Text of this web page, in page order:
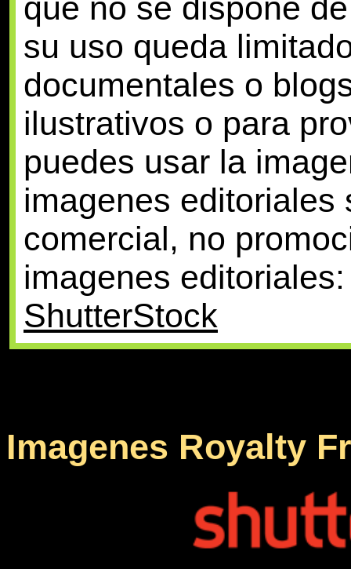
que no se dispone
su uso queda
documentales o
ilustrativos o para
puedes usar la
imagenes editoriales
comercial, no
imagenes editoriales:
ShutterStock
Imagenes Royalty